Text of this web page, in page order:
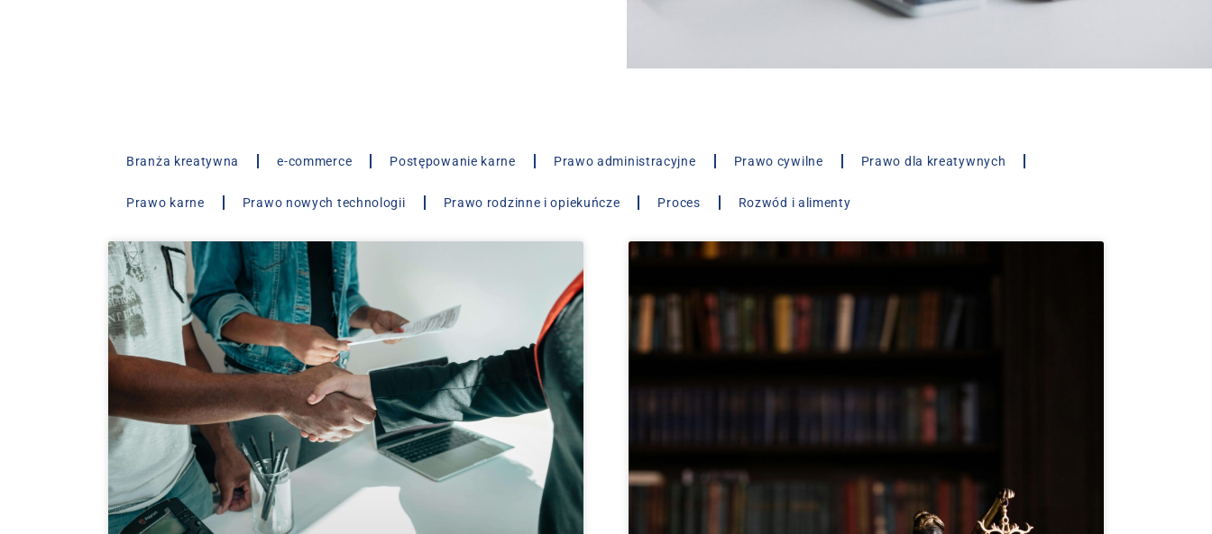
Branża kreatywna e-commerce Postępowanie karne Prawo administracyjne Prawo cywilne Prawo dla kreatywnych
Prawo karne Prawo nowych technologii Prawo rodzinne i opiekuńcze Proces Rozwód i alimenty